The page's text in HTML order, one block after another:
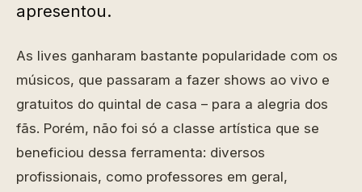
apresentou.
As lives ganharam bastante popularidade com os
músicos, que passaram a fazer shows ao vivo e
gratuitos do quintal de casa – para a alegria dos
fãs. Porém, não foi só a classe artística que se
beneficiou dessa ferramenta: diversos
profissionais, como professores em geral,